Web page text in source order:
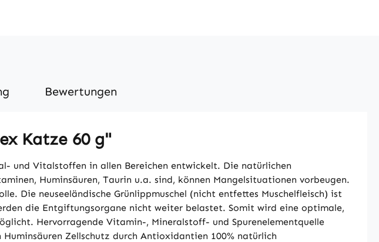
Bewertungen
Katze 60 g"
und Vitalstoffen in allen Bereichen entwickelt. Die natürlichen
Huminsäuren, Taurin u.a. sind, können Mangelsituationen vorbeugen.
Die neuseeländische Grünlippmuschel (nicht entfettes Muschelfleisch) ist
die Entgiftungsorgane nicht weiter belastet. Somit wird eine optimale,
Hervorragende Vitamin-, Mineralstoff- und Spurenelementquelle
Zellschutz durch Antioxidantien 100% natürlich